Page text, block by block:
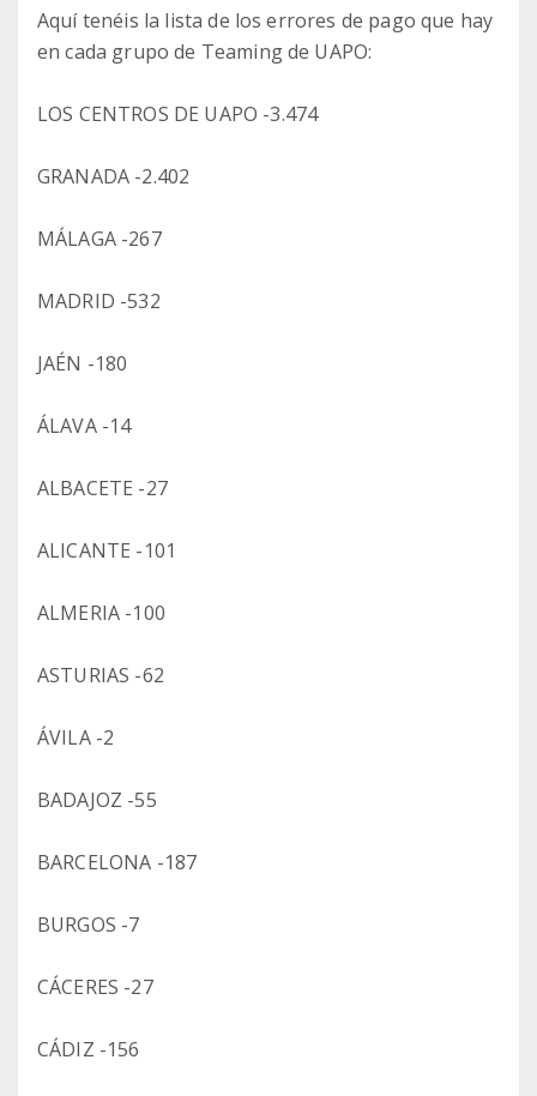
Aquí tenéis la lista de los errores de pago que hay
en cada grupo de Teaming de UAPO:
LOS CENTROS DE UAPO -3.474
GRANADA -2.402
MÁLAGA -267
MADRID -532
JAÉN -180
ÁLAVA -14
ALBACETE -27
ALICANTE -101
ALMERIA -100
ASTURIAS -62
ÁVILA -2
BADAJOZ -55
BARCELONA -187
BURGOS -7
CÁCERES -27
CÁDIZ -156